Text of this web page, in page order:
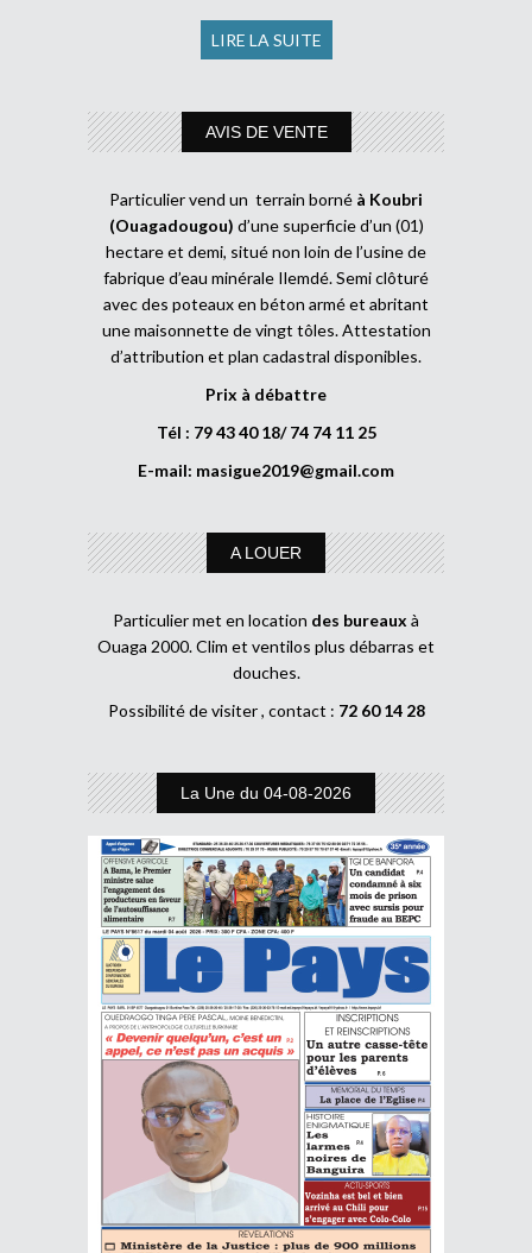
LIRE LA SUITE
AVIS DE VENTE
Particulier vend un terrain borné à Koubri
(Ouagadougou) d’une superficie d’un (01)
hectare et demi, situé non loin de l’usine de
fabrique d’eau minérale Ilemdé. Semi clôturé
avec des poteaux en béton armé et abritant
une maisonnette de vingt tôles. Attestation
d’attribution et plan cadastral disponibles.
Prix à débattre
Tél : 79 43 40 18/ 74 74 11 25
E-mail: masigue2019@gmail.com
A LOUER
Particulier met en location des bureaux à
Ouaga 2000. Clim et ventilos plus débarras et
douches.
Possibilité de visiter , contact : 72 60 14 28
La Une du 04-08-2026